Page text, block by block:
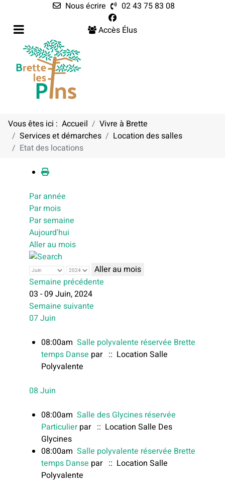
Nous écrire
02 43 75 83 08
Accès Élus
Vous êtes ici : Accueil
Vivre à Brette
Services et démarches
Location des salles
Etat des locations
Calendrier
Par année
Par mois
Par semaine
Aujourd'hui
Aller au mois
Aller au mois
Semaine précédente
03 - 09 Juin, 2024
Semaine suivante
07 Juin
08:00am Salle polyvalente réservée Brette
temps Danse par :: Location Salle
Polyvalente
08 Juin
08:00am Salle des Glycines réservée
Particulierpar :: Location Salle Des
Glycines
08:00am Salle polyvalente réservée Brette
temps Danse par :: Location Salle
Polyvalente